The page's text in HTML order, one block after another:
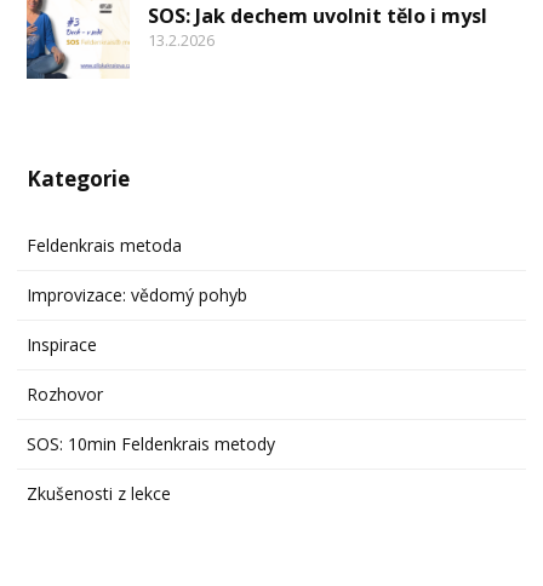
SOS: Jak dechem uvolnit tělo i mysl
13.2.2026
Kategorie
Feldenkrais metoda
Improvizace: vědomý pohyb
Inspirace
Rozhovor
SOS: 10min Feldenkrais metody
Zkušenosti z lekce